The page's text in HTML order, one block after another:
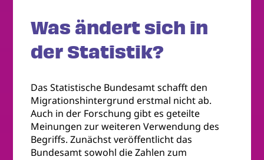
Was ändert sich in
der Statistik?
Das Statistische Bundesamt schafft den
Migrationshintergrund erstmal nicht ab.
Auch in der Forschung gibt es geteilte
Meinungen zur weiteren Verwendung des
Begriffs. Zunächst veröffentlicht das
Bundesamt sowohl die Zahlen zum